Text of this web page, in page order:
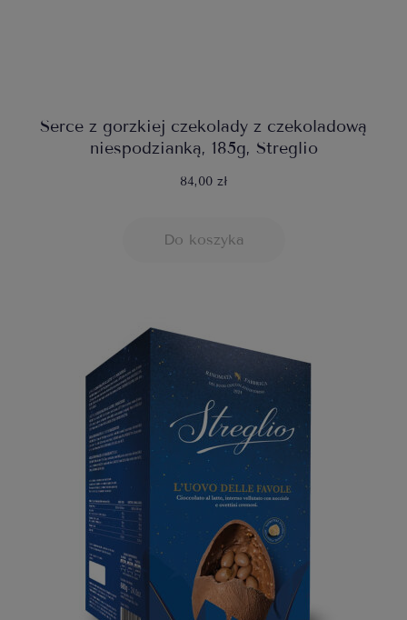
Serce z gorzkiej czekolady z czekoladową
niespodzianką, 185g, Streglio
84,00 zł
Do koszyka